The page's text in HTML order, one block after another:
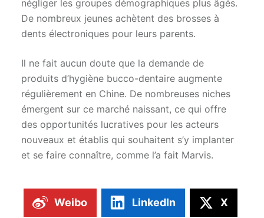
négliger les groupes démographiques plus âgés.
De nombreux jeunes achètent des brosses à
dents électroniques pour leurs parents.
Il ne fait aucun doute que la demande de
produits d’hygiène bucco-dentaire augmente
régulièrement en Chine. De nombreuses niches
émergent sur ce marché naissant, ce qui offre
des opportunités lucratives pour les acteurs
nouveaux et établis qui souhaitent s’y implanter
et se faire connaître, comme l’a fait Marvis.
Weibo LinkedIn X